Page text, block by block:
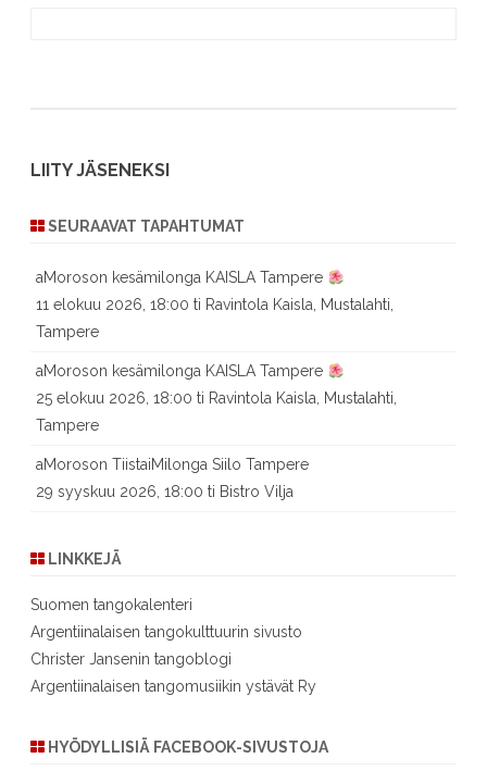
LIITY JÄSENEKSI
SEURAAVAT TAPAHTUMAT
aMoroson kesämilonga KAISLA Tampere
11 elokuu 2026, 18:00 ti Ravintola Kaisla, Mustalahti,
Tampere
aMoroson kesämilonga KAISLA Tampere
25 elokuu 2026, 18:00 ti Ravintola Kaisla, Mustalahti,
Tampere
aMoroson TiistaiMilonga Siilo Tampere
29 syyskuu 2026, 18:00 ti Bistro Vilja
LINKKEJÄ
Suomen tangokalenteri
Argentiinalaisen tangokulttuurin sivusto
Christer Jansenin tangoblogi
Argentiinalaisen tangomusiikin ystävät Ry
HYÖDYLLISIÄ FACEBOOK-SIVUSTOJA